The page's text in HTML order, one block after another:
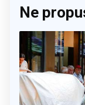
Ne